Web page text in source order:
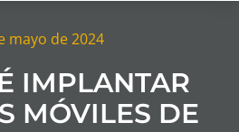
mayo de 2024
IMPLANTAR
MÓVILES DE